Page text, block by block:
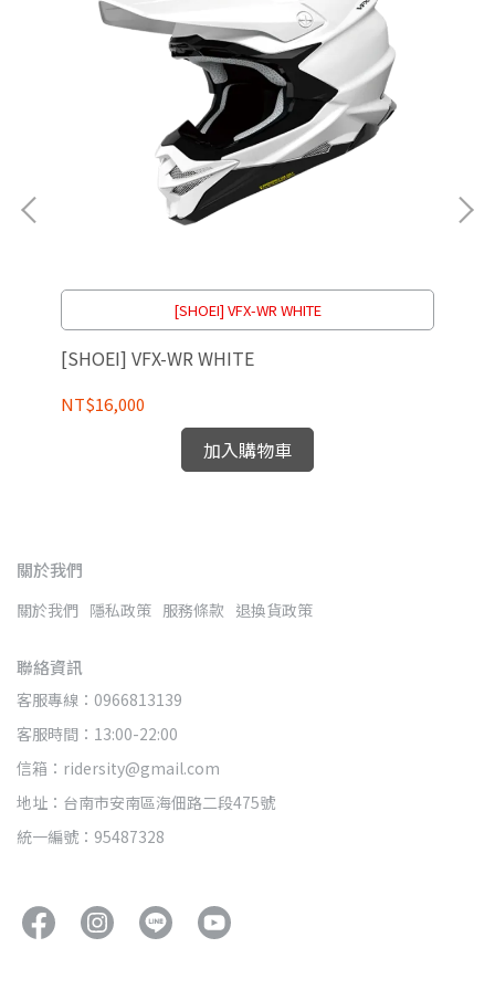
[SHOEI] VFX-WR WHITE
[SHOEI] VFX-WR WHITE
NT$16,000
加入購物車
關於我們
關於我們 隱私政策 服務條款 退換貨政策
聯絡資訊
客服專線：0966813139
客服時間：13:00-22:00
信箱：ridersity@gmail.com
地址：台南市安南區海佃路二段475號
統一編號：95487328